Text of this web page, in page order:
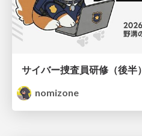
サイバー捜査員研修（後半）
nomizone